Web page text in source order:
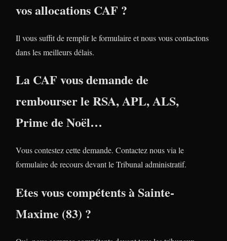
vos allocations CAF ?
Il vous suffit de remplir le formulaire et nous vous contactons
dans les meilleurs délais.
La CAF vous demande de
rembourser le RSA, APL, ALS,
Prime de Noël…
Vous contestez cette demande. Contactez nous via le
formulaire de recours devant le Tribunal administratif.
Etes vous compétents à Sainte-
Maxime (83) ?